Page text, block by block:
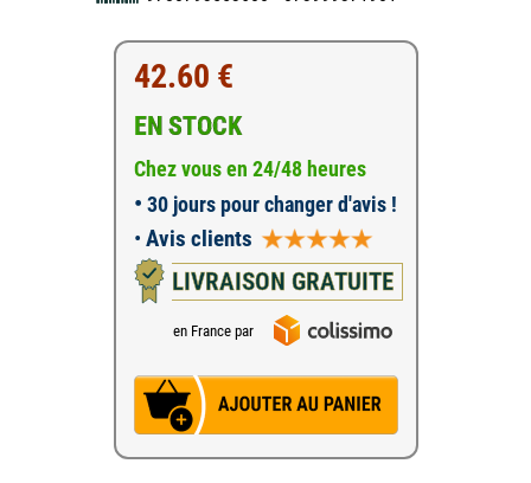
42.60 €
EN STOCK
Chez vous en 24/48 heures
• 30 jours pour changer d'avis !
• Avis clients
LIVRAISON GRATUITE
en France par